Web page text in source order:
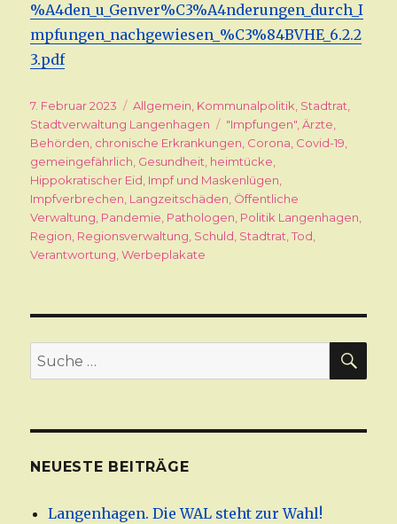
%A4den_u_Genver%C3%A4nderungen_durch_I
mpfungen_nachgewiesen_%C3%84BVHE_6.2.2
3.pdf
Veröffentlicht
am
7. Februar 2023 Kategorien
Allgemein, Kommunalpolitik, Stadtrat,
Stadtverwaltung Langenhagen
Schlagwörter
"Impfungen",Ärzte,
Behörden, chronische Erkrankungen, Corona, Covid-19,
gemeingefährlich, Gesundheit, heimtücke,
Hippokratischer Eid, Impf und Maskenlügen,
Impfverbrechen, Langzeitschäden, Öffentliche
Verwaltung, Pandemie, Pathologen, Politik Langenhagen,
Region, Regionsverwaltung, Schuld, Stadtrat,Tod,
Verantwortung,Werbeplakate
Suche
nach:
NEUESTE BEITRÄGE
Langenhagen. Die WAL steht zur Wahl!